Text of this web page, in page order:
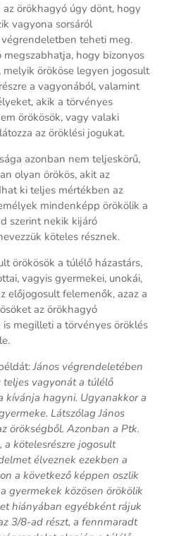
örökhagyó úgy dönt, hogy
vagyona sorsáról
teheti meg.
hogy bizonyos
örököse legyen jogosult
a vagyonából, valamint
akik a törvényes
örökösök, vagy valaki
az öröklési jogukat.
azonban nem teljeskörű,
olyan örökös, akit az
ki teljes mértékben az
mindenképp örökölik a
szerint nekik kijáró
köteles résznek.
örökösök a túlélő házastárs,
vagyis gyermekei, unokái,
előjogosult felemenők, azaz a
az örökhagyó
megilleti a törvényes öröklés
János végrendeletében
vagyonát a túlélő
kívánja hagyni. Ugyanakkor a
Látszólag János
örökségből. Azonban a Ptk.
a kötelesrészre jogosult
élveznek ezekben a
a következő képpen oszlik
gyermekek közösen örökölik
hiányában egyébként rájuk
3/8-ad részt, a fennmaradt